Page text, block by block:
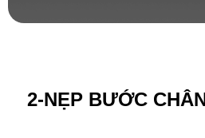
2-NẸP BƯỚC